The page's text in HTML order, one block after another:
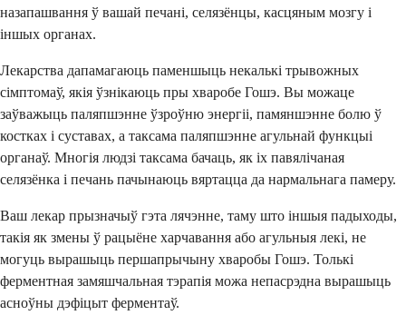
назапашвання ў вашай печані, селязёнцы, касцяным мозгу і
іншых органах.
Лекарства дапамагаюць паменшыць некалькі трывожных
сімптомаў, якія ўзнікаюць пры хваробе Гошэ. Вы можаце
заўважыць паляпшэнне ўзроўню энергіі, памяншэнне болю ў
костках і суставах, а таксама паляпшэнне агульнай функцыі
органаў. Многія людзі таксама бачаць, як іх павялічаная
селязёнка і печань пачынаюць вяртацца да нармальнага памеру.
Ваш лекар прызначыў гэта лячэнне, таму што іншыя падыходы,
такія як змены ў рацыёне харчавання або агульныя лекі, не
могуць вырашыць першапрычыну хваробы Гошэ. Толькі
ферментная замяшчальная тэрапія можа непасрэдна вырашыць
асноўны дэфіцыт ферментаў.